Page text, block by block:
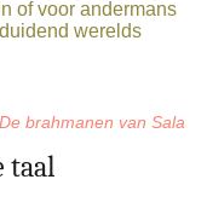
of voor andermans
werelds
De brahmanen van Sala
taal